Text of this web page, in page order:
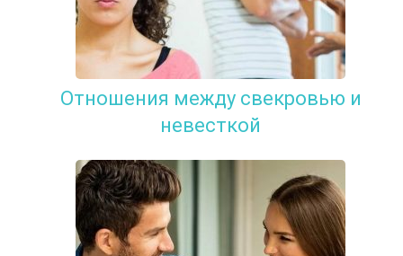
Отношения между свекровью и
невесткой